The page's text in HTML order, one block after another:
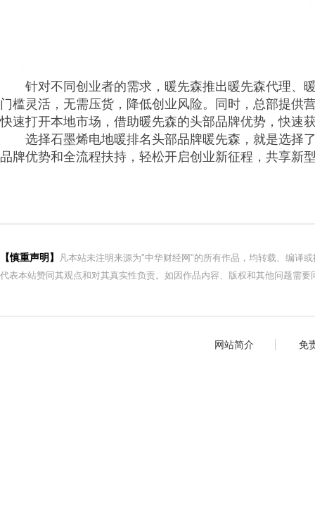
针对不同创业者的需求，暖先森推出暖先森代理、
门槛灵活，无需压货，降低创业风险。同时，总部提供
快速打开本地市场，借助暖先森的头部品牌优势，快速
选择石墨烯电地暖排名头部品牌暖先森，就是选择
品牌优势和全流程扶持，轻松开启创业新征程，共享新
【慎重声明】
凡本站未注明来源为"中华财经网"的所有作品，均转载、编译
代表本站赞同其观点和对其真实性负责。如因作品内容、版权和其他问题需
网站简介 免